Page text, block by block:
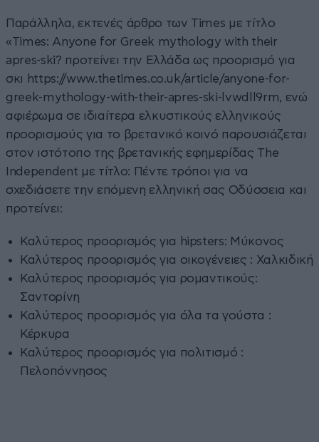
Παράλληλα, εκτενές άρθρο των Times με τίτλο
«Times: Anyone for Greek mythology with their
apres-ski? προτείνει την Ελλάδα ως προορισμό για
σκι https://www.thetimes.co.uk/article/anyone-for-
greek-mythology-with-their-apres-ski-lvwdll9rm, ενώ
αφιέρωμα σε ιδιαίτερα ελκυστικούς ελληνικούς
προορισμούς για το βρετανικό κοινό παρουσιάζεται
στον ιστότοπο της βρετανικής εφημερίδας The
Independent με τίτλο: Πέντε τρόποι για να
σχεδιάσετε την επόμενη ελληνική σας Οδύσσεια και
προτείνει:
Καλύτερος προορισμός για​ hipsters: Μύκονος
​Καλύτερος προορισμός για​ οικογένειες : Χαλκιδική
​Καλύτερος προορισμός για​ ρομαντικούς:
Σαντορίνη
Καλύτερος προορισμός για​ όλα τα γούστα :
Κέρκυρα
Καλύτερος προορισμός για​ πολιτισμό :
Πελοπόννησος